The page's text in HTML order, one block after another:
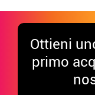
Ottieni
primo